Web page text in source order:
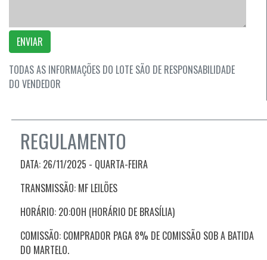
ENVIAR
TODAS AS INFORMAÇÕES DO LOTE SÃO DE RESPONSABILIDADE
DO VENDEDOR
REGULAMENTO
DATA: 26/11/2025 - QUARTA-FEIRA
TRANSMISSÃO: MF LEILÕES
HORÁRIO: 20:00H (HORÁRIO DE BRASÍLIA)
COMISSÃO: COMPRADOR PAGA 8% DE COMISSÃO SOB A BATIDA
DO MARTELO.